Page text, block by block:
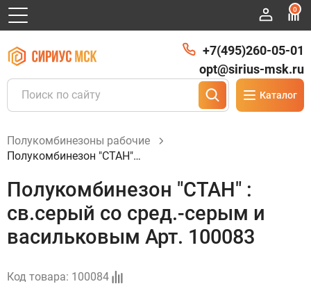
0
Каталог
+7(495)260-05-01
opt@sirius-msk.ru
Полукомбинезоны рабочие
Полукомбинезон "СТАН" : св.серый со сред.-серым и васильковым Арт. 100083
Полукомбинезон "СТАН" :
св.серый со сред.-серым и
васильковым Арт. 100083
Код товара: 100084